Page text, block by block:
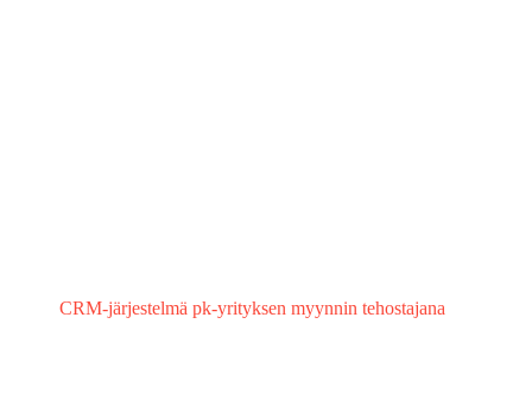
CRM-järjestelmä pk-yrityksen myynnin tehostajana